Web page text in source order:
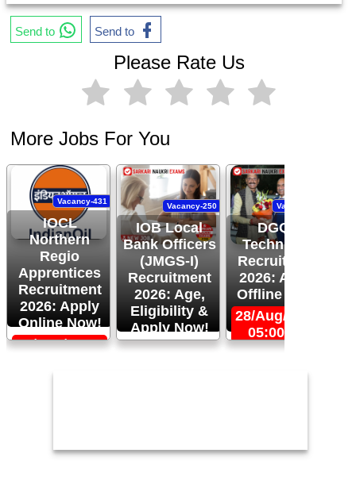
Send to Send to
Please Rate Us
More Jobs For You
IOCL
Northern
Regio
Apprentices
Recruitment
2026: Apply
Online Now!
Vacancy-431
06/Sep/2026,
IOB Local
Bank Officers
(JMGS-I)
Recruitment
2026: Age,
Eligibility &
Apply Now!
Vacancy-250
24/Aug/2026,
DGQA
Technician
Recruitment
2026: Apply
Offline Now!
Vacancy-444
28/Aug/2026,
05:00 PM